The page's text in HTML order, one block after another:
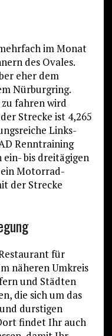
im Monat
des Ovales.
eher dem
Nürburgring.
fahren wird
Strecke ist 4,265
Links-
Renntraining
bis dreitägigen
Motorrad-
der Strecke
für
näheren Umkreis
und Städten
die sich um das
durstigen
findet Ihr auch